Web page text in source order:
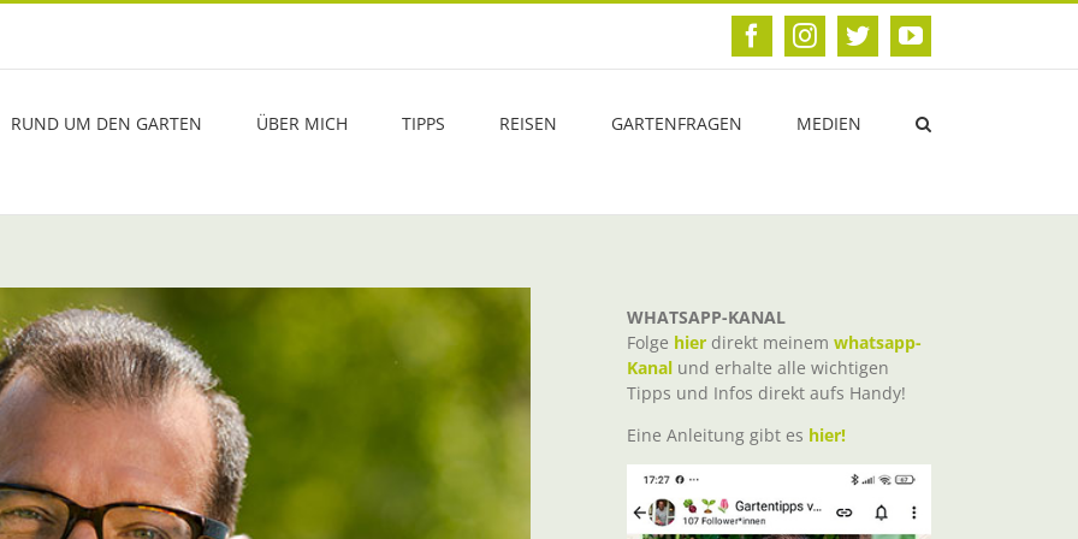
FacebookInstagram
TwitterYouTube
RUND UM DEN GARTEN ÜBER MICH TIPPS REISEN GARTENFRAGEN MEDIEN
WHATSAPP-KANAL
Folge hier direkt meinem whatsapp-
Kanal und erhalte alle wichtigen
Tipps und Infos direkt aufs Handy!
Eine Anleitung gibt es hier!